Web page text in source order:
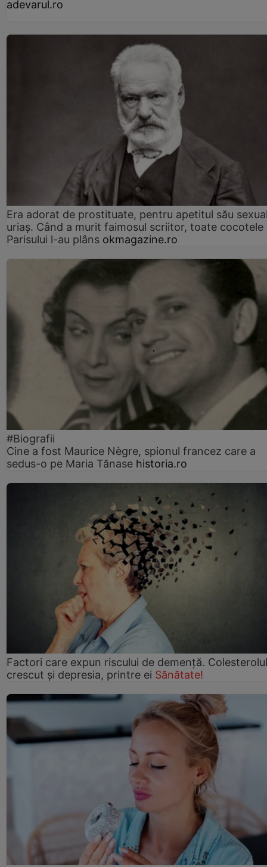
adevarul.ro
Era adorat de prostituate, pentru apetitul său
uriaș. Când a murit faimosul scriitor, toate cocotele
Parisului l-au plâns okmagazine.ro
#Biografii
Cine a fost Maurice Nègre, spionul francez care a
sedus-o pe Maria Tănase historia.ro
Factori care expun riscului de demență. Colesterolul
crescut şi depresia, printre ei Sănătate!